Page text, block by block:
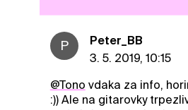
P
Peter_BB
3. 5. 2019, 10:15
@Tono vdaka za info,
:)) Ale na gitarovky